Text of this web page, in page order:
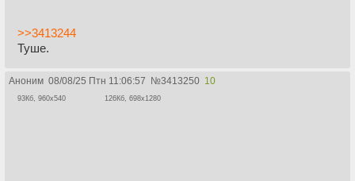
>>3413244
Туше.
Аноним 08/08/25 Птн 11:06:57 №3413250 10
93Кб, 960x540 126Кб, 698x1280